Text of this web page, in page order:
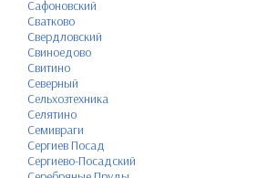
Сафоновский
Сватково
Свердловский
Свиноедово
Свитино
Северный
Сельхозтехника
Селятино
Семивраги
Сергиев Посад
Сергиево-Посадский